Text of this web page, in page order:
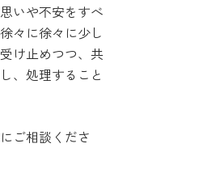
いや不安をすべ
々に徐々に少し
け止めつつ、共
、処理すること
ご相談くださ